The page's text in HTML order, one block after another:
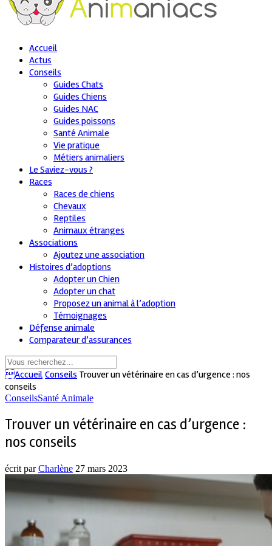
Accueil
Actus
Conseils
Guides Chats
Guides Chiens
Guides NAC
Guides poissons
Santé Animale
Vie pratique
Métiers animaliers
Le Saviez-vous ?
Races
Races de chiens
Chevaux
Reptiles
Animaux étranges
Associations
Ajoutez une association
Histoires d’adoptions
Adopter un Chien
Adopter un chat
Proposez un animal à l’adoption
Témoignages
Défense animale
Comparateur d’assurances
Accueil Conseils Trouver un vétérinaire en cas d’urgence : nos
conseils
ConseilsSanté Animale
Trouver un vétérinaire en cas d’urgence :
nos conseils
écrit parCharlène 27 mars 2023